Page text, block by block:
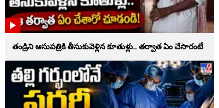
తండ్రిని ఆసుపత్రికి తీసుకువెళ్లిన కూతుళ్లు.. తర్వాత ఏం చేసారంటే